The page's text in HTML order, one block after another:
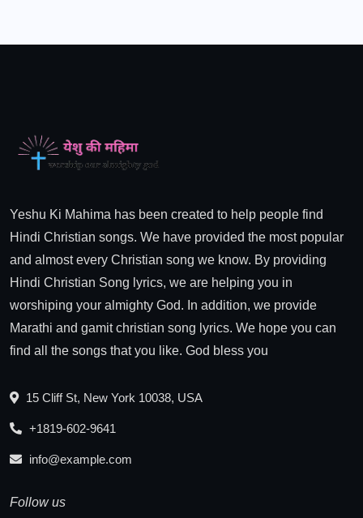
Yeshu Ki Mahima has been created to help people find
Hindi Christian songs. We have provided the most popular
and almost every Christian song we know. By providing
Hindi Christian Song lyrics, we are helping you in
worshiping your almighty God. In addition, we provide
Marathi and gamit christian song lyrics. We hope you can
find all the songs that you like. God bless you
15 Cliff St, New York 10038, USA
+1819-602-9641
info@example.com
Follow us